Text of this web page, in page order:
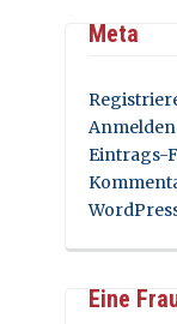
Meta
Anmelden
Eintrags-
Eine